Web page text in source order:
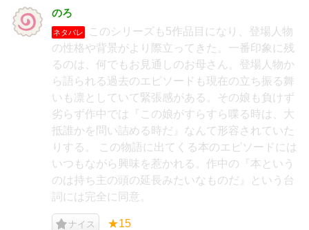
のろ
ネタバレ
このシリーズも5作品目になり、登場人物
の性格や背景がより際立ってきた。一番印象に残
るのは、何でもお見通しのお母さん。登場人物か
ら語られる過去のエピソードも現在の立ち振る舞
いも凛としていて緊張感がある。その娘も負けず
劣らず作中では『この娘がすらすら喋る時は、大
抵誰かを問い詰める時だ』なんて形容されていた
りする。 この物語に出てくる本のエピソードには
いつもながら興味を惹かれる。作中の『本という
のは持ち主の頭の延長みたいなものだ』という台
詞には完全に同意。
ナイス ★15